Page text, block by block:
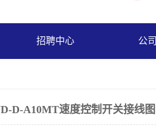
招聘中心 公
D-A10MT速度控制开关接线图